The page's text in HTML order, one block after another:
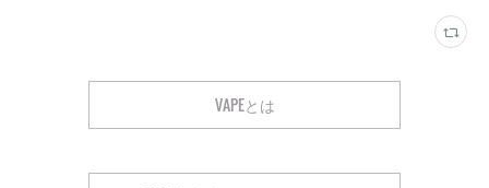
VAPEとは